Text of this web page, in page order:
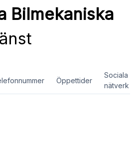
Bilmekaniska
Öppettider
Sociala
nätverk